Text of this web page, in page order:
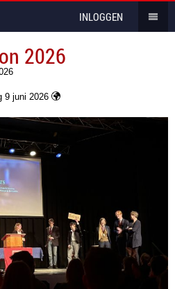
INLOGGEN
2026
9 juni 2026